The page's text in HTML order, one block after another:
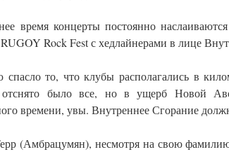
время концерты постоянно
Rock Fest с хедлайнерами в лице
то, что клубы располагались в
было все, но в ущерб Новой
времени, увы. Внутреннее Сгорание
(Амбрацумян), несмотря на свою